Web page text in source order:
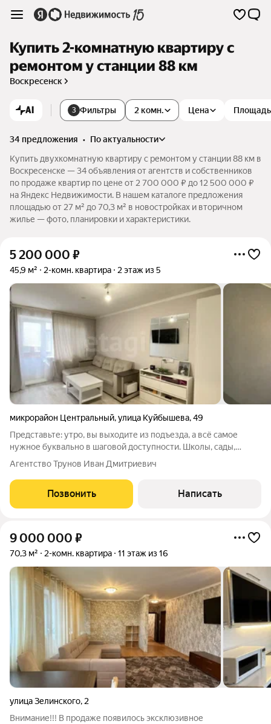
Купить 2-комнатную квартиру с
ремонтом у станции 88 км
Воскресенск
AI 3 Фильтры 2 комн. Цена Площадь
34 предложения •
по актуальности
Купить двухкомнатную квартиру с ремонтом у станции 88 км в
Воскресенске — 34 объявления от агентств и собственников
по продаже квартир по цене от 2 700 000 ₽ до 12 500 000 ₽
на Яндекс Недвижимости. В нашем каталоге предложения
площадью от 27 м² до 70,3 м² в новостройках и вторичном
жилье — фото, планировки и характеристики.
5 200 000 ₽
45,9 м² 2-комн. квартира 2 этаж из 5
микрорайон Центральный,улица Куйбышева,49
Представьте: утро, вы выходите из подъезда, а всё самое
нужное буквально в шаговой доступности. Школы, сады,
магазины уютный парк для прогулок, ж/д станция в 15-20
минутах пешком. Это не просто квартира, это ваш личный
островок комфорта в самом
Агентство Трунов Иван Дмитриевич
Позвонить Написать
9 000 000 ₽
70,3 м² 2-комн. квартира 11 этаж из 16
улица Зелинского, 2
Внимание!!! В продаже появилось эксклюзивное